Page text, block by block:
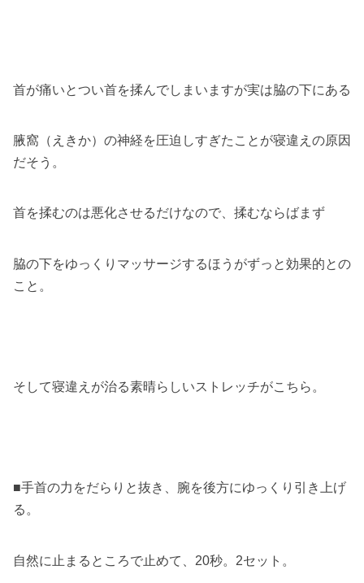
首が痛いとつい首を揉んでしまいますが実は脇の下にある
腋窩（えきか）の神経を圧迫しすぎたことが寝違えの原因
だそう。
首を揉むのは悪化させるだけなので、揉むならばまず
脇の下をゆっくりマッサージするほうがずっと効果的との
こと。
そして寝違えが治る素晴らしいストレッチがこちら。
■手首の力をだらりと抜き、腕を後方にゆっくり引き上げ
る。
自然に止まるところで止めて、20秒。2セット。